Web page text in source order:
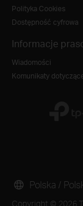
Polityka Cookies
Dostępność cyfrowa
Informacje
Wiadomości
Komunikaty
Copyright © 2026
Polska /